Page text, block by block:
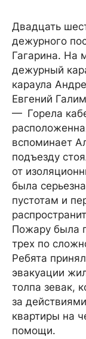
Двадцать
дежурного
Гагарина. На
дежурный
караула
Евгений
— Горела
вспоминает
подъезду
от
была
пустотам и
Пожару была
трех по
Ребята
эвакуации
толпа зевак,
за
квартиры на
помощи.